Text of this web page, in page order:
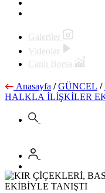
Galeriler
Videolar
Canlı Borsa
Anasayfa / GÜNCEL /
HALKLA İLİŞKİLER